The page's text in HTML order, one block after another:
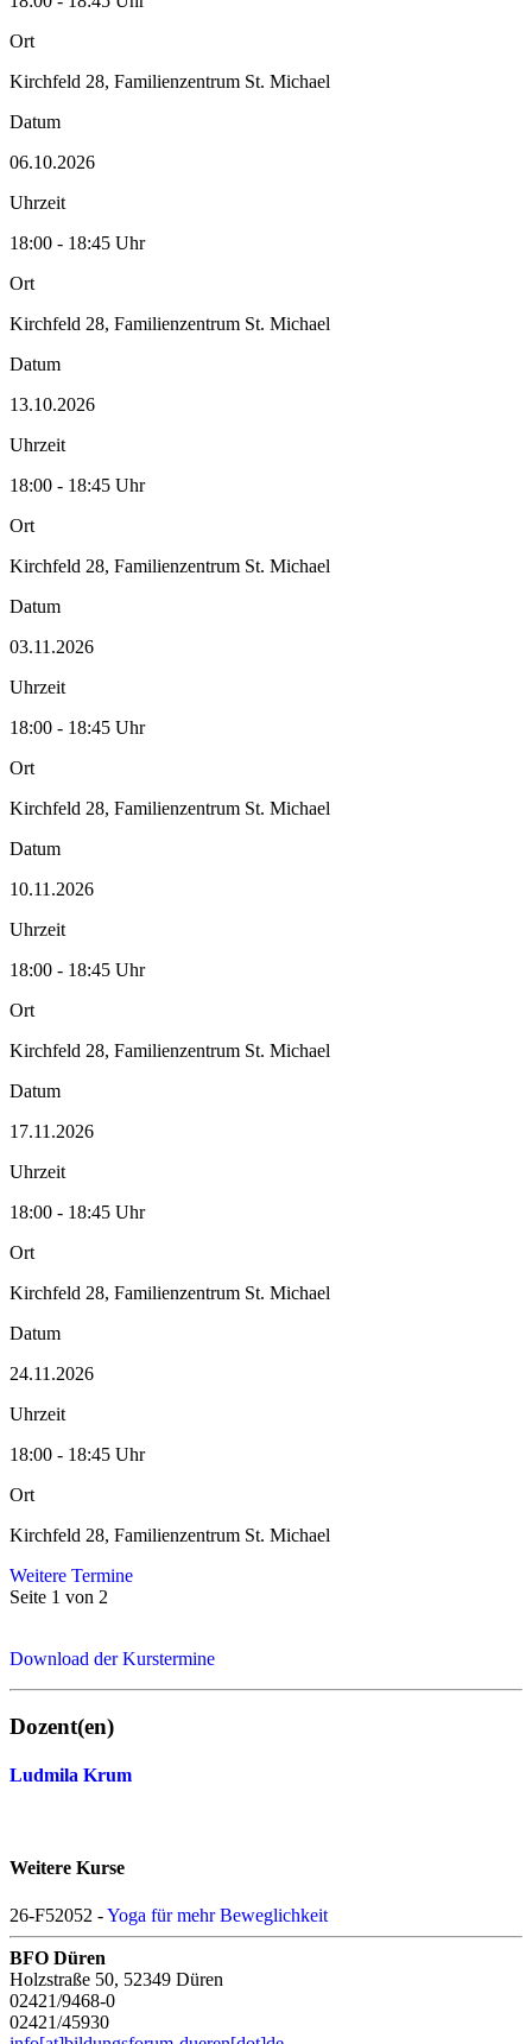
Ort
Kirchfeld 28, Familienzentrum St. Michael
Datum
06.10.2026
Uhrzeit
18:00 - 18:45 Uhr
Ort
Kirchfeld 28, Familienzentrum St. Michael
Datum
13.10.2026
Uhrzeit
18:00 - 18:45 Uhr
Ort
Kirchfeld 28, Familienzentrum St. Michael
Datum
03.11.2026
Uhrzeit
18:00 - 18:45 Uhr
Ort
Kirchfeld 28, Familienzentrum St. Michael
Datum
10.11.2026
Uhrzeit
18:00 - 18:45 Uhr
Ort
Kirchfeld 28, Familienzentrum St. Michael
Datum
17.11.2026
Uhrzeit
18:00 - 18:45 Uhr
Ort
Kirchfeld 28, Familienzentrum St. Michael
Datum
24.11.2026
Uhrzeit
18:00 - 18:45 Uhr
Ort
Kirchfeld 28, Familienzentrum St. Michael
Weitere Termine
Seite 1 von 2
Download der Kurstermine
Dozent(en)
Ludmila Krum
Weitere Kurse
26-F52052 -Yoga für mehr Beweglichkeit
BFO Düren
Holzstraße 50, 52349 Düren
02421/9468-0
02421/45930